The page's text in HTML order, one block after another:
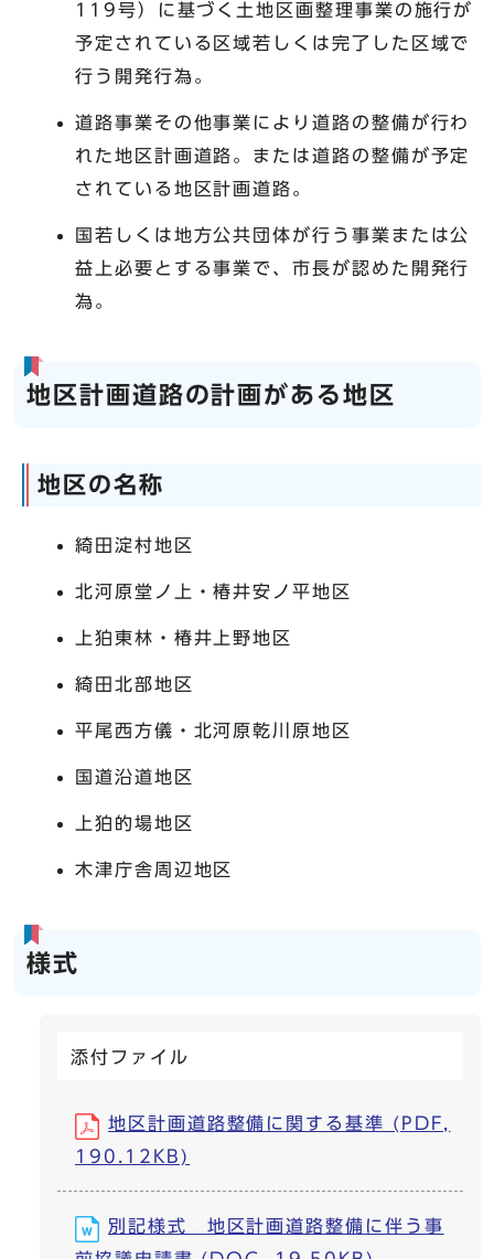
119号）に基づく土地区画整理事業の施行が
予定されている区域若しくは完了した区域で
行う開発行為。
道路事業その他事業により道路の整備が行わ
れた地区計画道路。または道路の整備が予定
されている地区計画道路。
国若しくは地方公共団体が行う事業または公
益上必要とする事業で、市長が認めた開発行
為。
地区計画道路の計画がある地区
地区の名称
綺田淀村地区
北河原堂ノ上・椿井安ノ平地区
上狛東林・椿井上野地区
綺田北部地区
平尾西方儀・北河原乾川原地区
国道沿道地区
上狛的場地区
木津庁舎周辺地区
様式
添付ファイル
地区計画道路整備に関する基準 (PDF,
190.12KB)
別記様式 地区計画道路整備に伴う事